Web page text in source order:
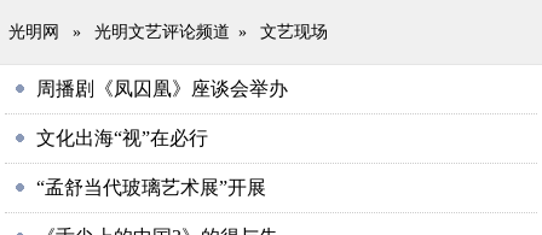
光明网 » 光明文艺评论频道 » 文艺现场
周播剧《凤囚凰》座谈会举办
文化出海“视”在必行
“孟舒当代玻璃艺术展”开展